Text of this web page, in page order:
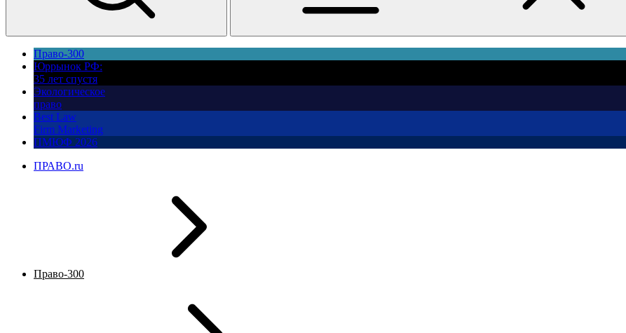
Право-300
Юррынок РФ:
35 лет спустя
Экологическое
право
Best Law
Firm Marketing
ПМЮФ 2026
ПРАВО.ru
Право-300